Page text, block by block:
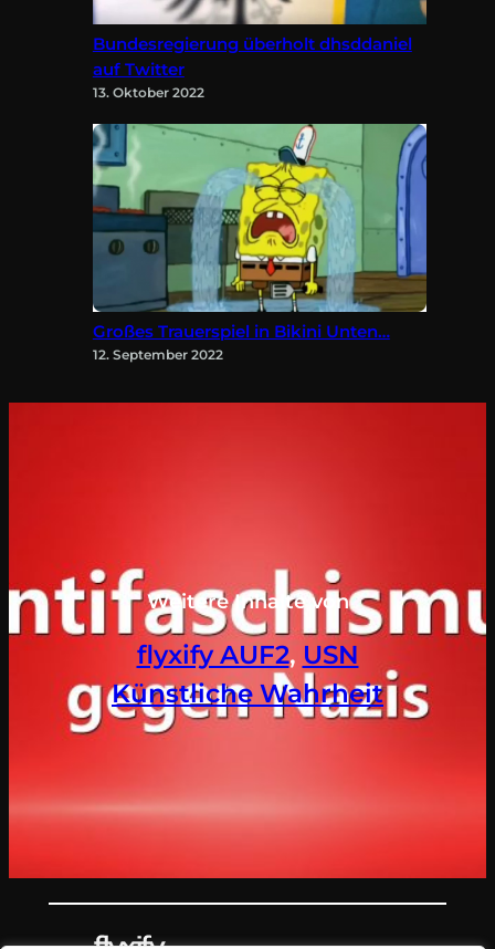
Bundesregierung überholt dhsddaniel
auf Twitter
13. Oktober 2022
Großes Trauerspiel in Bikini Unten…
12. September 2022
Weitere Inhalte von
flyxify AUF2, USN
Künstliche Wahrheit